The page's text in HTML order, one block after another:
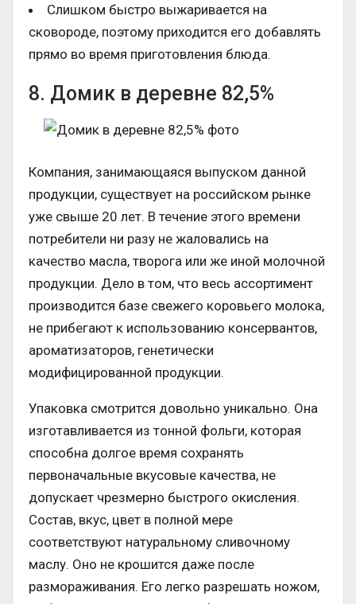
Слишком быстро выжаривается на
сковороде, поэтому приходится его добавлять
прямо во время приготовления блюда.
8. Домик в деревне 82,5%
Компания, занимающаяся выпуском данной
продукции, существует на российском рынке
уже свыше 20 лет. В течение этого времени
потребители ни разу не жаловались на
качество масла, творога или же иной молочной
продукции. Дело в том, что весь ассортимент
производится базе свежего коровьего молока,
не прибегают к использованию консервантов,
ароматизаторов, генетически
модифицированной продукции.
Упаковка смотрится довольно уникально. Она
изготавливается из тонной фольги, которая
способна долгое время сохранять
первоначальные вкусовые качества, не
допускает чрезмерно быстрого окисления.
Состав, вкус, цвет в полной мере
соответствуют натуральному сливочному
маслу. Оно не крошится даже после
размораживания. Его легко разрешать ножом,